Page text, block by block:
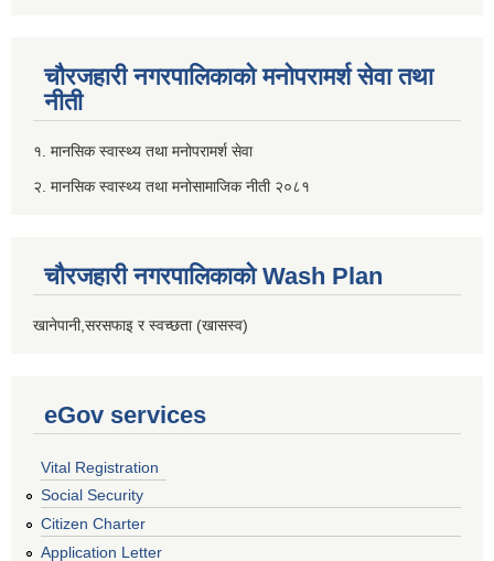
चौरजहारी नगरपालिकाको मनोपरामर्श सेवा तथा
नीती
१. मानसिक स्वास्थ्य तथा मनोपरामर्श सेवा
२. मानसिक स्वास्थ्य तथा मनोसामाजिक नीती २०८१
चौरजहारी नगरपालिकाको Wash Plan
खानेपानी,सरसफाइ र स्वच्छता (खासस्व)
eGov services
Vital Registration
Social Security
Citizen Charter
Application Letter